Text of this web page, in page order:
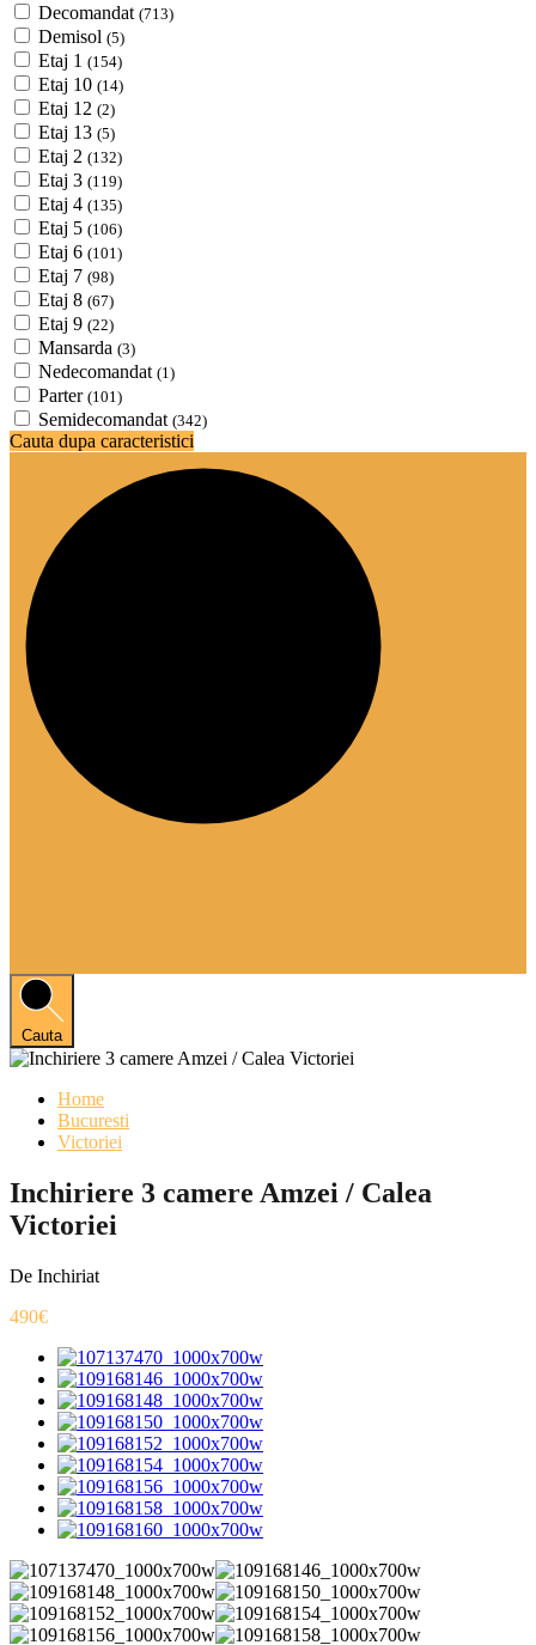
Decomandat (713)
Demisol (5)
Etaj 1 (154)
Etaj 10 (14)
Etaj 12 (2)
Etaj 13 (5)
Etaj 2 (132)
Etaj 3 (119)
Etaj 4 (135)
Etaj 5 (106)
Etaj 6 (101)
Etaj 7 (98)
Etaj 8 (67)
Etaj 9 (22)
Mansarda (3)
Nedecomandat (1)
Parter (101)
Semidecomandat (342)
Cauta dupa caracteristici
Cauta
Home
Bucuresti
Victoriei
Inchiriere 3 camere Amzei / Calea
Victoriei
De Inchiriat
490€